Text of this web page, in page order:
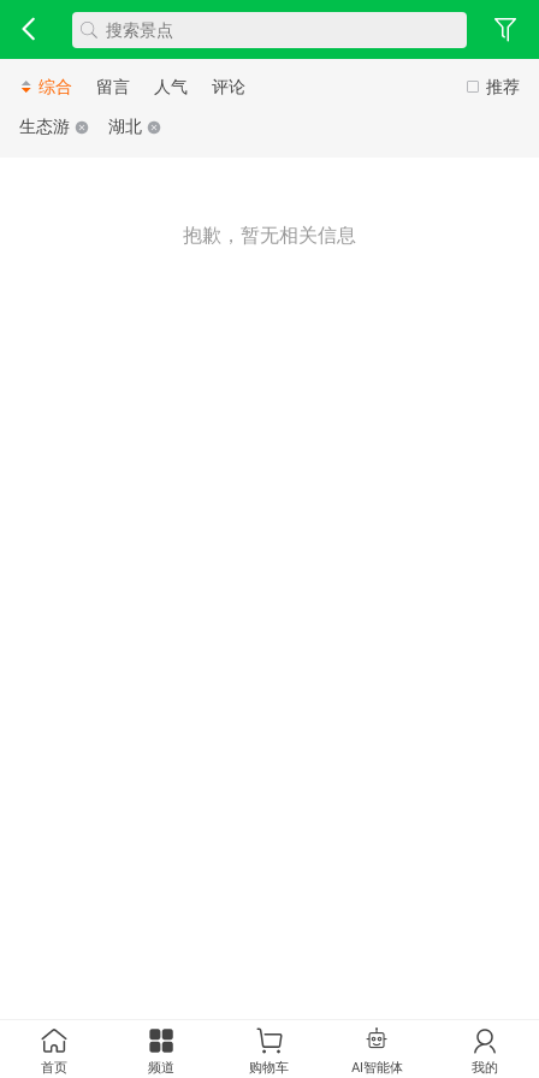
推荐
综合 留言 人气
评论
生态游
湖北
抱歉，暂无相关信息
首页 频道 购物车 AI智能体 我的